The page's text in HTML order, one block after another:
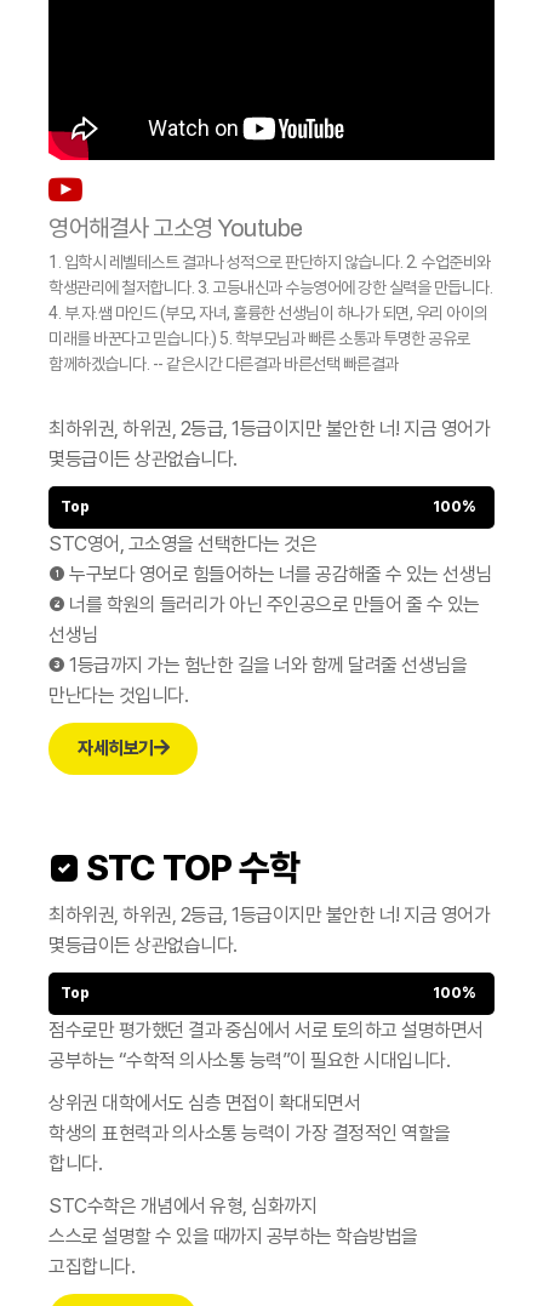
영어해결사 고소영 Youtube
1. 입학시 레벨테스트 결과나 성적으로 판단하지 않습니다. 2. 수업준비와
학생관리에 철저합니다. 3. 고등내신과 수능영어에 강한 실력을 만듭니다.
4. 부.자.쌤 마인드 (부모, 자녀, 훌륭한 선생님이 하나가 되면, 우리 아이의
미래를 바꾼다고 믿습니다.) 5. 학부모님과 빠른 소통과 투명한 공유로
함께하겠습니다. -- 같은시간 다른결과 바른선택 빠른결과
최하위권, 하위권, 2등급, 1등급이지만 불안한 너! 지금 영어가
몇등급이든 상관없습니다.
Top 100%
STC영어, 고소영을 선택한다는 것은
❶ 누구보다 영어로 힘들어하는 너를 공감해줄 수 있는 선생님
❷ 너를 학원의 들러리가 아닌 주인공으로 만들어 줄 수 있는
선생님
❸ 1등급까지 가는 험난한 길을 너와 함께 달려줄 선생님을
만난다는 것입니다.
자세히보기
 STC TOP 수학
최하위권, 하위권, 2등급, 1등급이지만 불안한 너! 지금 영어가
몇등급이든 상관없습니다.
Top 100%
점수로만 평가했던 결과 중심에서 서로 토의하고 설명하면서
공부하는 “수학적 의사소통 능력”이 필요한 시대입니다.
상위권 대학에서도 심층 면접이 확대되면서
학생의 표현력과 의사소통 능력이 가장 결정적인 역할을
합니다.
STC수학은 개념에서 유형, 심화까지
스스로 설명할 수 있을 때까지 공부하는 학습방법을
고집합니다.